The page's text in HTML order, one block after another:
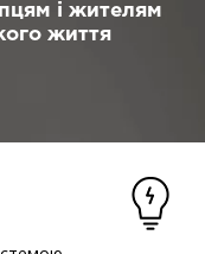
і жителям
життя